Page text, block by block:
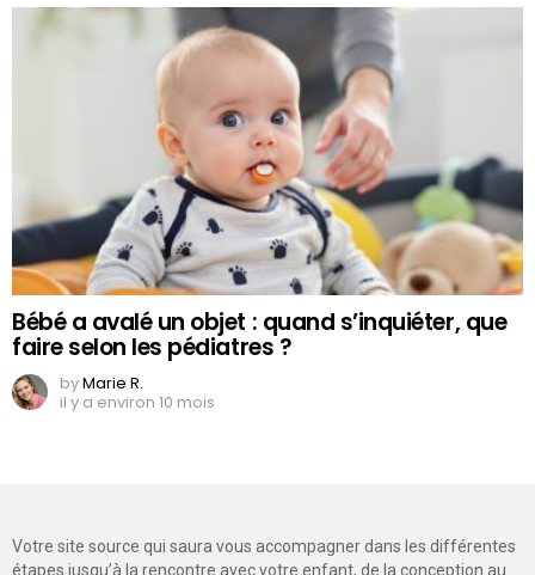
Bébé a avalé un objet : quand s’inquiéter, que
faire selon les pédiatres ?
byMarie R.
il y a environ 10 mois
Votre site source qui saura vous accompagner dans les différentes
étapes jusqu’à la rencontre avec votre enfant, de la conception au